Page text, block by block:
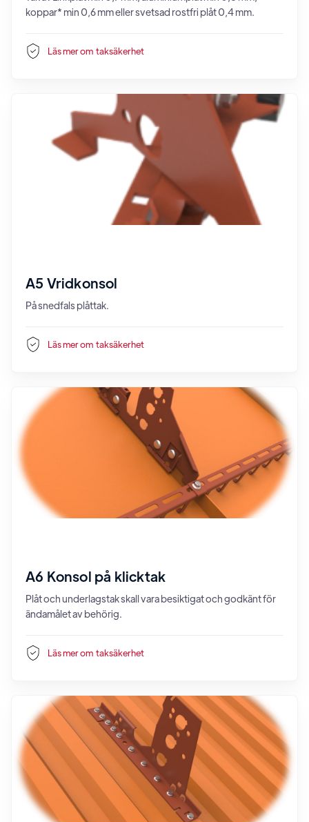
koppar* min 0,6 mm eller svetsad rostfri plåt 0,4 mm.
Läs mer om taksäkerhet
A5 Vridkonsol
På snedfals plåttak.
Läs mer om taksäkerhet
A6 Konsol på klicktak
Plåt och underlagstak skall vara besiktigat och godkänt för
ändamålet av behörig.
Läs mer om taksäkerhet